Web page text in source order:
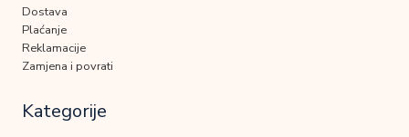
Dostava
Plaćanje
Reklamacije
Zamjena i povrati
Kategorije